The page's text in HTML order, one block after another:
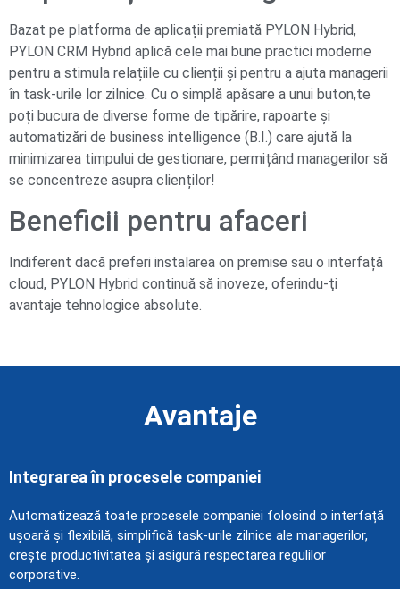
Bazat pe platforma de aplicații premiată PYLON Hybrid,
PYLON CRM Hybrid aplică cele mai bune practici moderne
pentru a stimula relațiile cu clienții și pentru a ajuta managerii
în task-urile lor zilnice. Cu o simplă apăsare a unui buton,te
poți bucura de diverse forme de tipărire, rapoarte și
automatizări de business intelligence (B.I.) care ajută la
minimizarea timpului de gestionare, permițând managerilor să
se concentreze asupra clienților!
Beneficii pentru afaceri
Indiferent dacă preferi instalarea on premise sau o interfață
cloud, PYLON Hybrid continuă să inoveze, oferindu-ţi
avantaje tehnologice absolute.
Avantaje
Integrarea în procesele companiei
Automatizează toate procesele companiei folosind o interfață
ușoară și flexibilă, simplifică task-urile zilnice ale managerilor,
crește productivitatea și asigură respectarea regulilor
corporative.